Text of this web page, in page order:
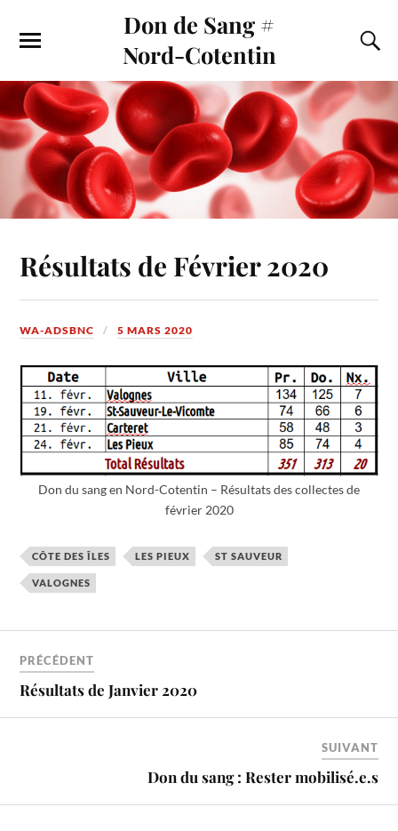
Don de Sang #
Nord-Cotentin
Résultats de Février 2020
WA-ADSBNC 5 MARS 2020
Don du sang en Nord-Cotentin – Résultats des collectes de
février 2020
CÔTE DES ÎLES LES PIEUX ST SAUVEUR
VALOGNES
PRÉCÉDENT
Résultats de Janvier 2020
SUIVANT
Don du sang : Rester mobilisé.e.s